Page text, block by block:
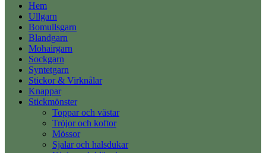
Hem
Ullgarn
Bomullsgarn
Blandgarn
Mohairgarn
Sockgarn
Syntetgarn
Stickor & Virknålar
Knappar
Stickmönster
Toppar och västar
Tröjor och koftor
Mössor
Sjalar och halsdukar